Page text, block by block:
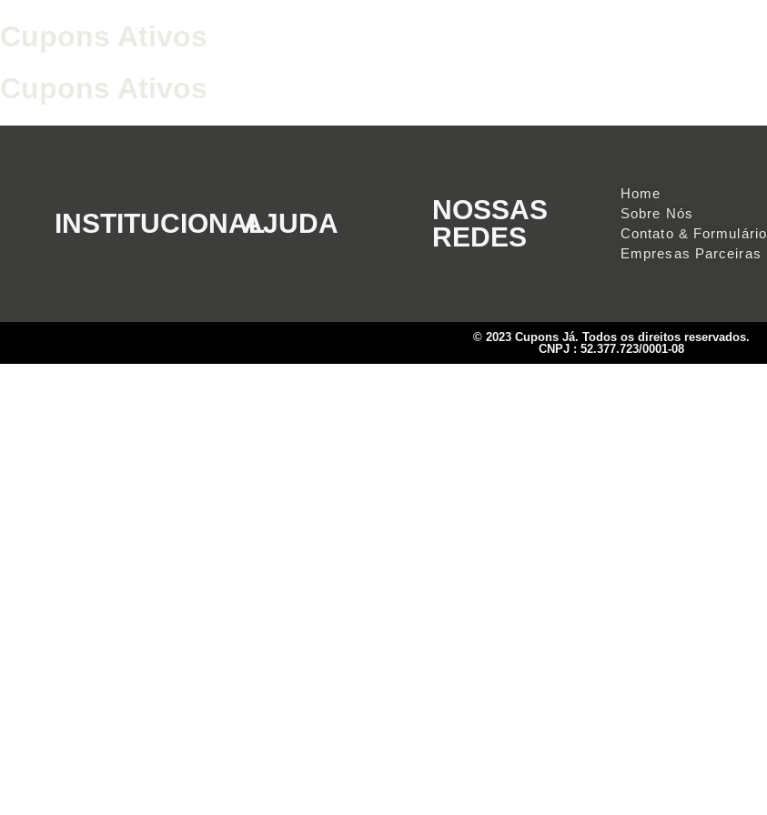
Cupons Ativos
Cupons Ativos
INSTITUCIONALAJUDA
NOSSAS
REDES
Home
Sobre Nós
Contato & Formulário
Empresas Parceiras
© 2023 Cupons Já. Todos os direitos reservados.
CNPJ : 52.377.723/0001-08